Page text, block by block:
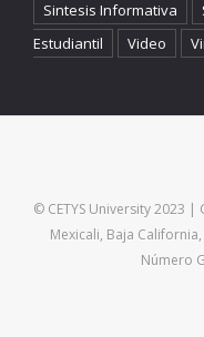
Sintesis Informativa
Estudiantil
Video
© CETYS University 2023 |
Mexicali, Baja
Número